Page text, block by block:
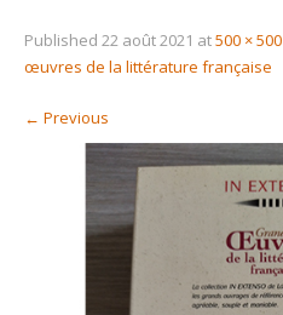
Published 22 août 2021 at500 × 500
œuvres de la littérature française
← Previous